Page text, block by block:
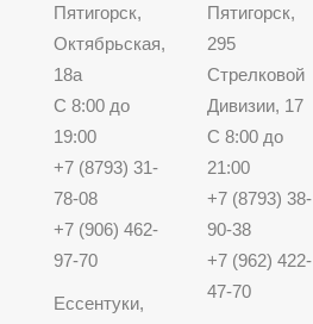
Пятигорск,
Октябрьская,
18а
С 8:00 до
19:00
+7 (8793) 31-
78-08
+7 (906) 462-
97-70
Ессентуки,
Пятигорск,
295
Стрелковой
Дивизии, 17
С 8:00 до
21:00
+7 (8793) 38-
90-38
+7 (962) 422-
47-70